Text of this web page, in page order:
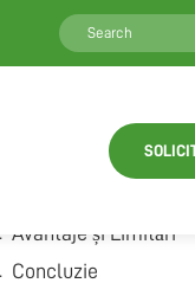
Table of Contents
Înțelegerea
Eficiență vs.
Avantaje și Limitări
Concluzie